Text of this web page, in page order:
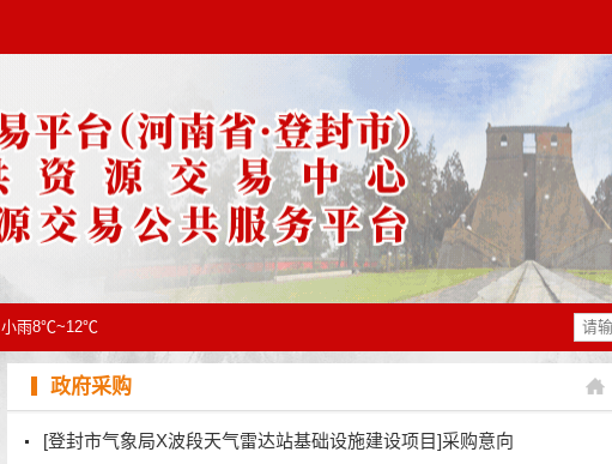
小雨8℃~12℃
政府采购
[登封市气象局X波段天气雷达站基础设施建设项目]采购意向